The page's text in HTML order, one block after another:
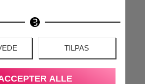
TILPAS
ALLE
BVLGARI
BADEANSTALTEN